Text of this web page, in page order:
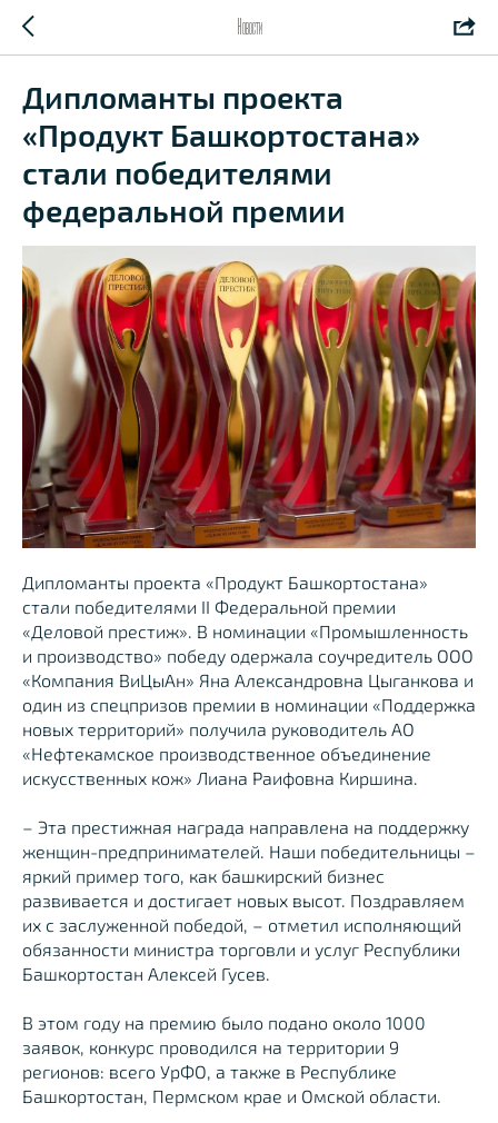
Новости
Дипломанты проекта
«Продукт Башкортостана»
стали победителями
федеральной премии
Дипломанты проекта «Продукт Башкортостана»
стали победителями II Федеральной премии
«Деловой престиж». В номинации «Промышленность
и производство» победу одержала соучредитель ООО
«Компания ВиЦыАн» Яна Александровна Цыганкова и
один из спецпризов премии в номинации «Поддержка
новых территорий» получила руководитель АО
«Нефтекамское производственное объединение
искусственных кож» Лиана Раифовна Киршина.
– Эта престижная награда направлена на поддержку
женщин-предпринимателей. Наши победительницы –
яркий пример того, как башкирский бизнес
развивается и достигает новых высот. Поздравляем
их с заслуженной победой, – отметил исполняющий
обязанности министра торговли и услуг Республики
Башкортостан Алексей Гусев.
В этом году на премию было подано около 1000
заявок, конкурс проводился на территории 9
регионов: всего УрФО, а также в Республике
Башкортостан, Пермском крае и Омской области.